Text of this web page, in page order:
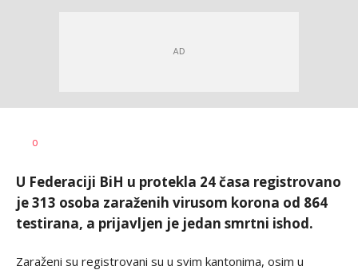
AUTOR
0
U Federaciji BiH u protekla 24 časa registrovano
je 313 osoba zaraženih virusom korona od 864
testirana, a prijavljen je jedan smrtni ishod.
Zaraženi su registrovani su u svim kantonima, osim u